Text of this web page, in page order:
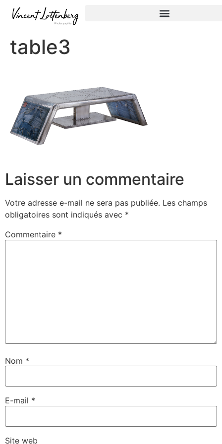
table3
Laisser un commentaire
Votre adresse e-mail ne sera pas publiée. Les champs
obligatoires sont indiqués avec *
Commentaire *
Nom *
E-mail *
Site web